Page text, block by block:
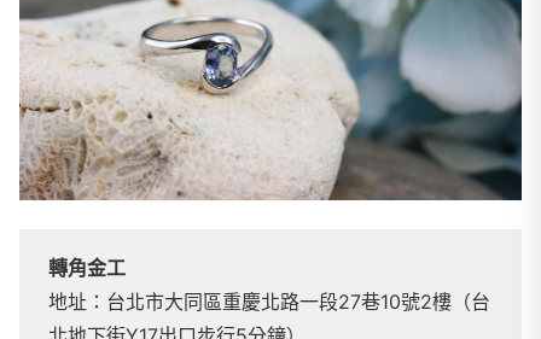
轉角金工
地址：台北市大同區重慶北路一段27巷10號2樓（台